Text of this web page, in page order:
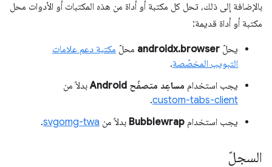
بالإضافة إلى ذلك، تحل كل مكتبة أو أداة من هذه المكتبات أو الأدوات محل
مكتبة أو أداة قديمة:
يحلّ androidx.browser محلّ مكتبة دعم علامات
التبويب المخصّصة.
يجب استخدام مساعِد متصفّح Android
بدلاً من
custom-tabs-client
.
يجب استخدام Bubblewrap بدلاً من svgomg-twa
.
السجلّ